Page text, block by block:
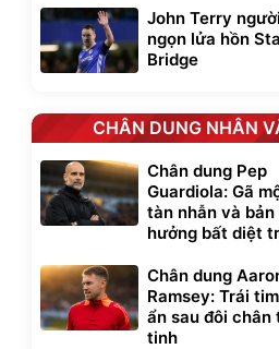
John Terry
ngọn lửa hồn
Bridge
CHÂN DUNG NHÂN
Chân dung Pep
Guardiola: Gã
tàn nhẫn và bản
hưởng bất diệt
Chân dung
Ramsey: Trái
ẩn sau đôi chân
tinh